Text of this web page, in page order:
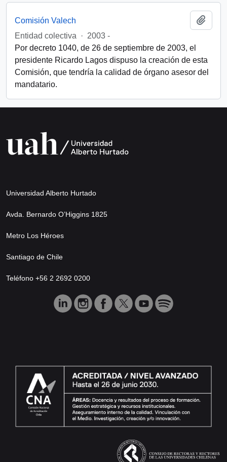
Comisión Valech
Entidad colectiva
· 2003 -
Por decreto 1040, de 26 de septiembre de 2003, el
presidente Ricardo Lagos dispuso la creación de esta
Comisión, que tendría la calidad de órgano asesor del
mandatario.
Universidad Alberto Hurtado
Avda. Bernardo O’Higgins 1825
Metro Los Héroes
Santiago de Chile
Teléfono +56 2 2692 0200